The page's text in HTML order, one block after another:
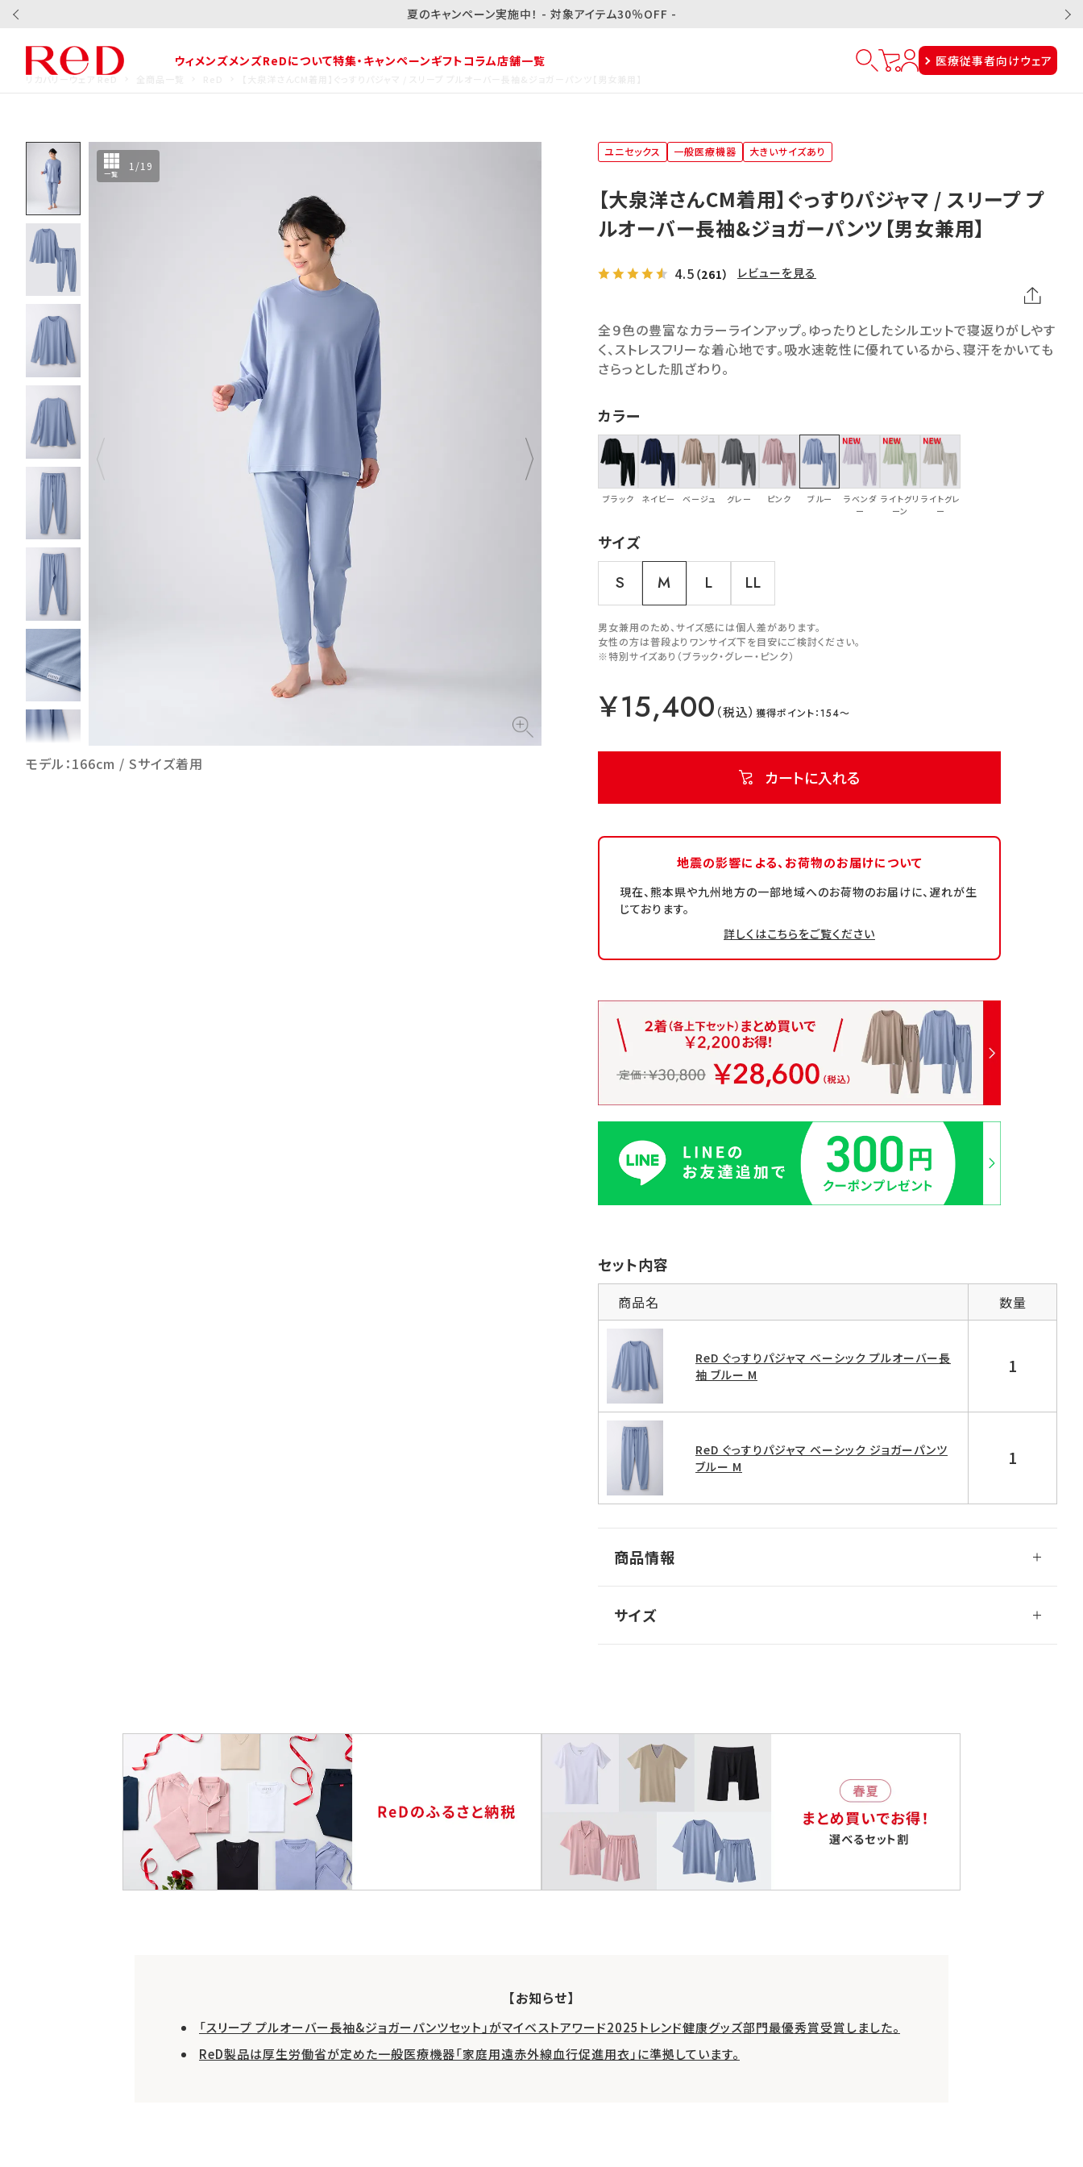
夏のキャンペーン実施中！ - 対象アイテム30％OFF -
ウィメンズメンズReDについて特集・キャンペーンギフトコラム店舗一覧 医療従事者向けウェア
リカバリーウェア ReD
ユニセックス 一般医療機器 大きいサイズあり
【大泉洋さんCM着用】ぐっすりパジャマ / スリープ プ
ルオーバー長袖&ジョガーパンツ【男女兼用】
4.5 （261） レビューを見る
全９色の豊富なカラーラインアップ。ゆったりとしたシルエットで寝返りがしやす
く、ストレスフリーな着心地です。吸水速乾性に優れているから、寝汗をかいても
さらっとした肌ざわり。
一覧
1 /19
モデル：166cm / Sサイズ着用
カラー
ブラック ネイビー ベージュ グレー ピンク ブルー
ラベンダ
ー
ライトグリ
ーン
ライトグレ
ー
サイズ
S M L LL
￥15,400 154
カートに入れる
男女兼用のため、サイズ感には個人差があります。
女性の方は普段よりワンサイズ下を目安にご検討ください。
※特別サイズあり（ブラック・グレー・ピンク）
地震の影響による、 お荷物のお届けについて
現在、熊本県や九州地方の一部地域へのお荷物のお届けに、遅れが生
じております。
詳しくはこちらをご覧ください
セット内容
商品名 数量
ReD ぐっすりパジャマ ベーシック プルオーバー長
袖 ブルー M
1
ReD ぐっすりパジャマ ベーシック ジョガーパンツ
ブルー M
1
商品情報
サイズ
【お知らせ】
「スリープ プルオーバー長袖&ジョガーパンツセット」がマイベストアワード2025トレンド健康グッズ部門最優秀賞受賞しました。
ReD製品は厚生労働省が定めた一般医療機器「家庭用遠赤外線血行促進用衣」に準拠しています。